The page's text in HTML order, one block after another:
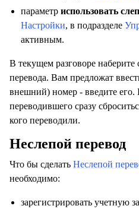
параметриспользовать
Настройки, в подразделе
активным.
В текущем разговоре наберите
перевода. Вам предложат
внешний) номер - введите его.
переводившего сразу
кого переводили.
Неслепой перевод
Что бы сделать Неслепой
необходимо:
зарегистрировать учетную